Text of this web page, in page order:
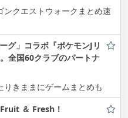
ンクエストウォークまとめ速
グ」コラボ『ポケモンJリ
全国60クラブのパートナ
りきままにゲームまとめも
＆ Fresh！